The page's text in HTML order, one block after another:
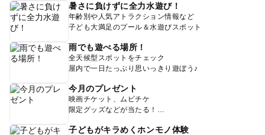
暑さに負けずに全力水遊び！
年齢別や人気アトラクション情報など
子ども大満足のプール＆水遊びスポット
雨でも遊べる場所！
全天候型スポットをチェック
屋内で一日たっぷり思いっきり遊ぼう♪
今月のプレゼント
映画チケット、ムビチケ
限定グッズなどが当たる！
子どもがキラめくホンモノ体験